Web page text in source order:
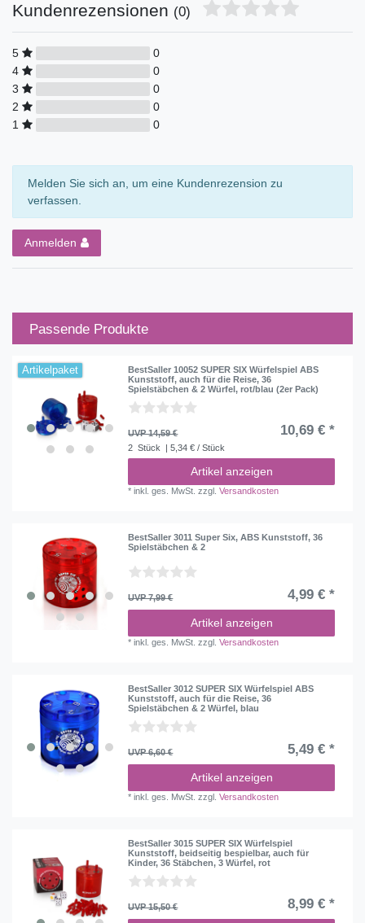
Kundenrezensionen (0)
5
0
4
0
3
0
2
0
1
0
Melden Sie sich an, um eine Kundenrezension zu
verfassen.
Anmelden
Passende Produkte
Artikelpaket
BestSaller 10052 SUPER SIX Würfelspiel ABS
Kunststoff, auch für die Reise, 36
Spielstäbchen & 2 Würfel, rot/blau (2er Pack)
UVP 14,59 € 10,69 € *
2 Stück | 5,34 € / Stück
Artikel anzeigen
*inkl. ges. MwSt. zzgl.Versandkosten
BestSaller 3011 Super Six, ABS Kunststoff, 36
Spielstäbchen & 2
UVP 7,99 € 4,99 € *
Artikel anzeigen
*inkl. ges. MwSt. zzgl.Versandkosten
BestSaller 3012 SUPER SIX Würfelspiel ABS
Kunststoff, auch für die Reise, 36
Spielstäbchen & 2 Würfel, blau
UVP 6,60 € 5,49 € *
Artikel anzeigen
*inkl. ges. MwSt. zzgl.Versandkosten
BestSaller 3015 SUPER SIX Würfelspiel
Kunststoff, beidseitig bespielbar, auch für
Kinder, 36 Stäbchen, 3 Würfel, rot
UVP 15,50 € 8,99 € *